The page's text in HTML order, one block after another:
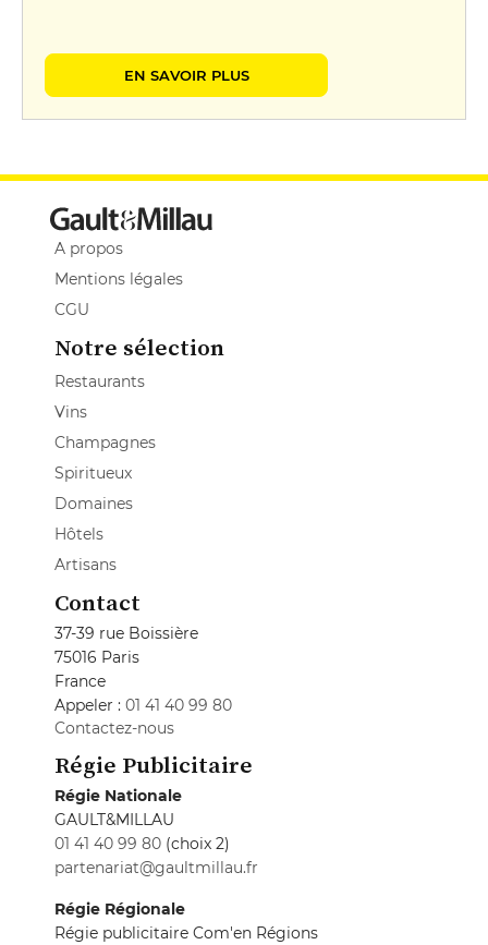
EN SAVOIR PLUS
A propos
Mentions légales
CGU
Notre sélection
Restaurants
Vins
Champagnes
Spiritueux
Domaines
Hôtels
Artisans
Contact
37-39 rue Boissière
75016 Paris
France
Appeler : 01 41 40 99 80
Contactez-nous
Régie Publicitaire
Régie Nationale
GAULT&MILLAU
01 41 40 99 80 (choix 2)
partenariat@gaultmillau.fr
Régie Régionale
Régie publicitaire Com'en Régions